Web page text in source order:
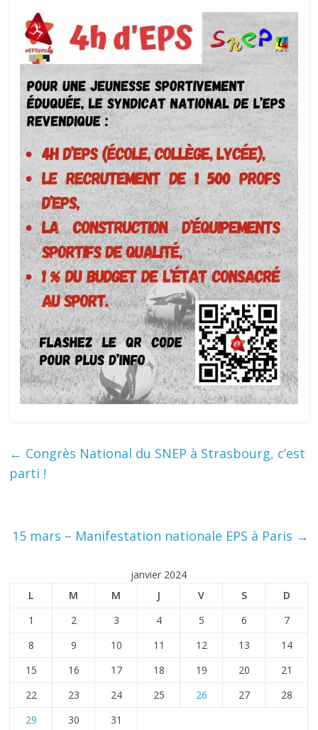
← Congrès National du SNEP à Strasbourg, c’est
parti !
15 mars – Manifestation nationale EPS à Paris →
janvier 2024
L
M M J V S
D
1
2 3 4 5 6
7
8
9 10 11 12 13
14
15
16 17 18 19 20
21
22
23 24 25 26 27
28
29
30 31